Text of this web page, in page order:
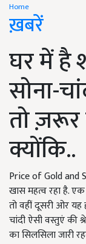
Home
ख़बरें
घर में है
सोना-
तो
क्योंकि..
Price of Gold and
खास महत्व रहा है. एक
तो वहीं दूसरी ओर यह
चांदी ऐसी वस्तुएं की
का सिलसिला जारी